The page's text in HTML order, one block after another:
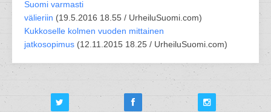
Suomi varmasti
välieriin (19.5.2016 18.55 / UrheiluSuomi.com)
Kukkoselle kolmen vuoden mittainen
jatkosopimus (12.11.2015 18.25 / UrheiluSuomi.com)